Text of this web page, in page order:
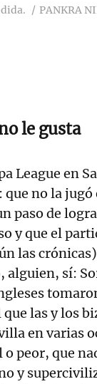
PANKRA
le gusta
League en
no la
paso de
y que el
las
alguien, sí:
las y los
en varias
peor, que
y